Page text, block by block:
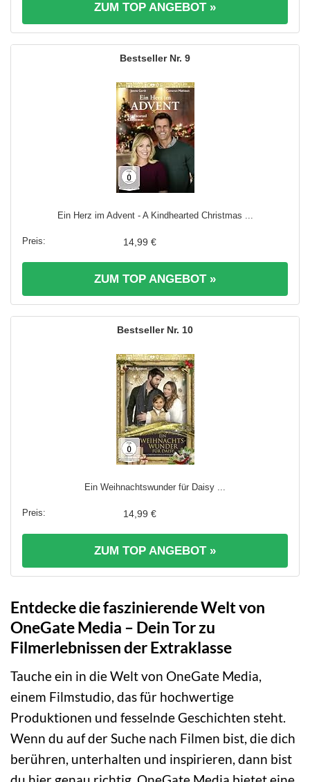
ZUM TOP ANGEBOT »
9
Ein Herz im Advent - A Kindhearted Christmas ...
14,99 €
ZUM TOP ANGEBOT »
10
Ein Weihnachtswunder für Daisy ...
14,99 €
ZUM TOP ANGEBOT »
Entdecke die faszinierende Welt von
OneGate Media – Dein Tor zu
Filmerlebnissen der Extraklasse
Tauche ein in die Welt von OneGate Media,
einem Filmstudio, das für hochwertige
Produktionen und fesselnde Geschichten steht.
Wenn du auf der Suche nach Filmen bist, die dich
berühren, unterhalten und inspirieren, dann bist